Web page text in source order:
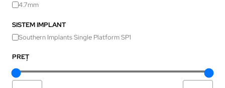
4.7mm
SISTEM IMPLANT
Southern Implants Single Platform SP1
PREȚ